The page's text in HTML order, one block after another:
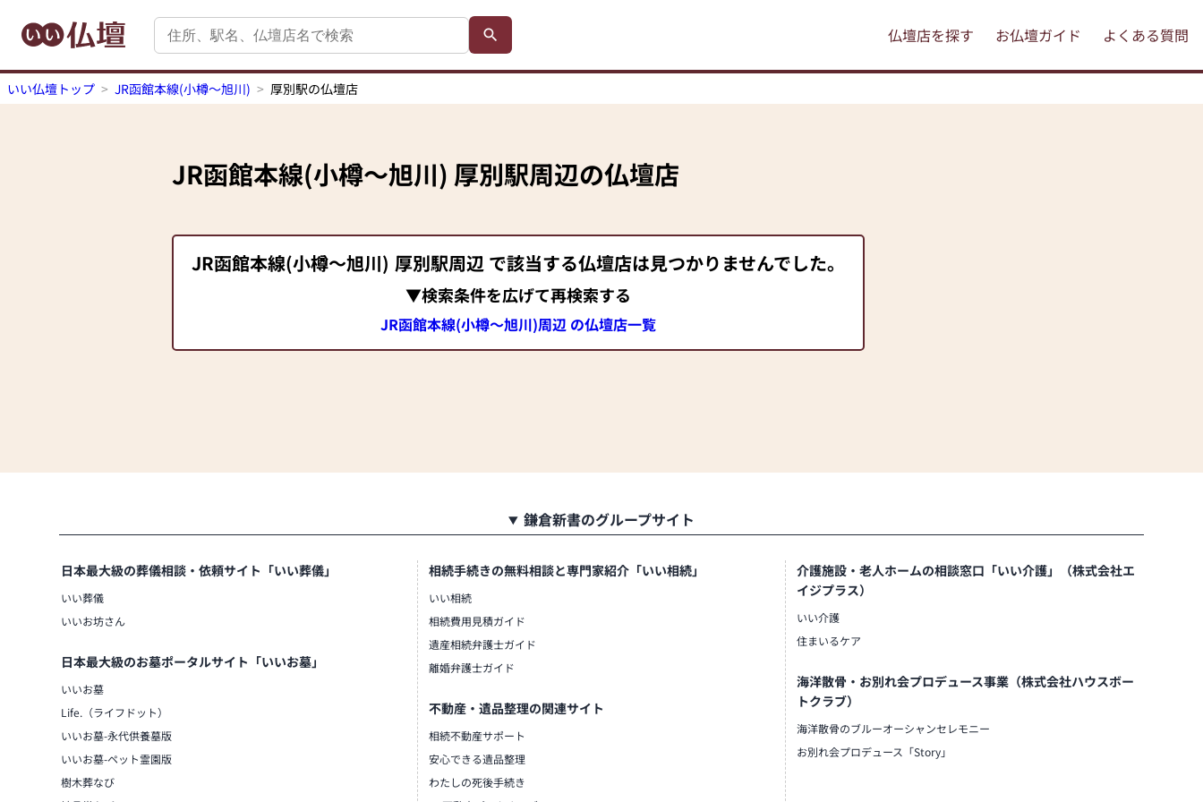
仏壇店を探す お仏壇ガイド よくある質問
いい仏壇トップ JR函館本線(小樽～旭川) 厚別駅の仏壇店
JR函館本線(小樽～旭川) 厚別駅周辺の仏壇店
JR函館本線(小樽～旭川) 厚別駅周辺 で該当する仏壇店は見つかりませんでした。
▼検索条件を広げて再検索する
JR函館本線(小樽～旭川)周辺 の仏壇店一覧
鎌倉新書のグループサイト
日本最大級の葬儀相談・依頼サイト「いい葬儀」
いい葬儀
いいお坊さん
日本最大級のお墓ポータルサイト「いいお墓」
いいお墓
Life.（ライフドット）
いいお墓-永代供養墓版
いいお墓-ペット霊園版
樹木葬なび
相続手続きの無料相談と専門家紹介「いい相続」
いい相続
相続費用見積ガイド
遺産相続弁護士ガイド
離婚弁護士ガイド
不動産・遺品整理の関連サイト
相続不動産サポート
安心できる遺品整理
わたしの死後手続き
介護施設・老人ホームの相談窓口「いい介護」（株式会社エ
イジプラス）
いい介護
住まいるケア
海洋散骨・お別れ会プロデュース事業（株式会社ハウスボー
トクラブ）
海洋散骨のブルーオーシャンセレモニー
お別れ会プロデュース「Story」